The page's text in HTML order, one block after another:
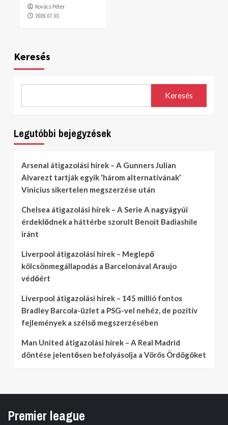
Kovács Péter
2026.07.03.
Keresés
Keresés
Legutóbbi bejegyzések
Arsenal átigazolási hírek – A Gunners Julian
Alvarezt tartják egyik ‘három alternatívának’
Vinicius sikertelen megszerzése után
Chelsea átigazolási hírek – A Serie A nagyágyúi
érdeklődnek a háttérbe szorult Benoit Badiashile
iránt
Liverpool átigazolási hírek – Meglepő
kölcsönmegállapodás a Barcelonával Araujo
védőért
Liverpool átigazolási hírek – 145 millió fontos
Bradley Barcola-üzlet a PSG-vel nehéz, de pozitív
fejlemények a szélső megszerzésében
Man United átigazolási hírek – A Real Madrid
döntése jelentősen befolyásolja a Vörös Ördögöket
Premier league